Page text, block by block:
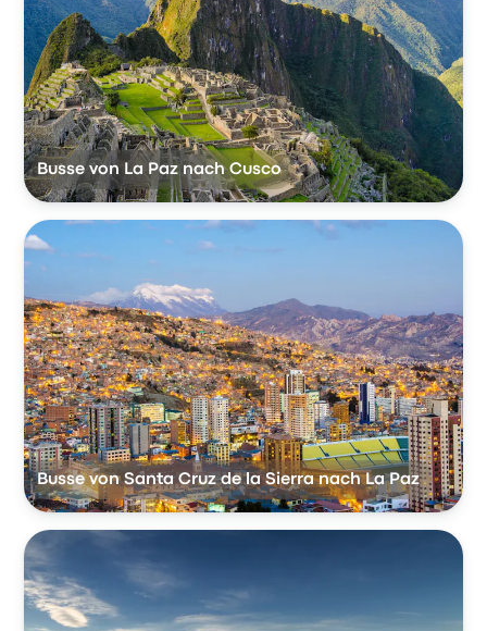
Busse von La Paz nach Cusco
Busse von Santa Cruz de la Sierra nach La Paz